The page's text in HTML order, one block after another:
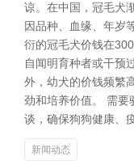
谅。在中国，冠毛犬
因品种、血缘、年岁
衍的冠毛犬价钱在
自闻明育种者或干预
外，幼犬的价钱频繁
劲和培养价值。 需要
谈，确保狗狗健康、
新闻动态